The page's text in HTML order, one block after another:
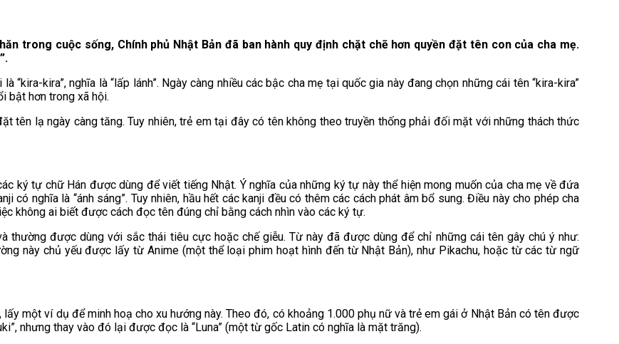
trong cuộc sống, Chính phủ Nhật Bản đã ban hành quy định chặt chẽ hơn quyền đặt tên con của cha mẹ.
kira”, nghĩa là “lấp lánh”. Ngày càng nhiều các bậc cha mẹ tại quốc gia này đang chọn những cái tên “kira-kira”
bật hơn trong xã hội.
tên lạ ngày càng tăng. Tuy nhiên, trẻ em tại đây có tên không theo truyền thống phải đối mặt với những thách thức
ký tự chữ Hán được dùng để viết tiếng Nhật. Ý nghĩa của những ký tự này thể hiện mong muốn của cha mẹ về đứa
có nghĩa là “ánh sáng”. Tuy nhiên, hầu hết các kanji đều có thêm các cách phát âm bổ sung. Điều này cho phép cha
không ai biết được cách đọc tên đúng chỉ bằng cách nhìn vào các ký tự.
thường được dùng với sắc thái tiêu cực hoặc chế giễu. Từ này đã được dùng để chỉ những cái tên gây chú ý như:
này chủ yếu được lấy từ Anime (một thể loại phim hoạt hình đến từ Nhật Bản), như Pikachu, hoặc từ các từ ngữ
một ví dụ để minh hoạ cho xu hướng này. Theo đó, có khoảng 1.000 phụ nữ và trẻ em gái ở Nhật Bản có tên được
nhưng thay vào đó lại được đọc là “Luna” (một từ gốc Latin có nghĩa là mặt trăng).